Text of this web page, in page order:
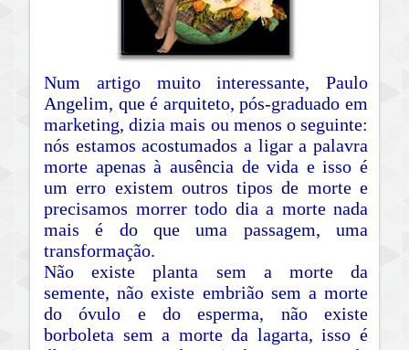
Num artigo muito interessante, Paulo
Angelim, que é arquiteto, pós-graduado em
marketing, dizia mais ou menos o seguinte:
nós estamos acostumados a ligar a palavra
morte apenas à ausência de vida e isso é
um erro existem outros tipos de morte e
precisamos morrer todo dia a morte nada
mais é do que uma passagem, uma
transformação.
Não existe planta sem a morte da
semente,não existe embrião sem a morte
do óvulo e do esperma, não existe
borboleta sem a morte da lagarta, isso é